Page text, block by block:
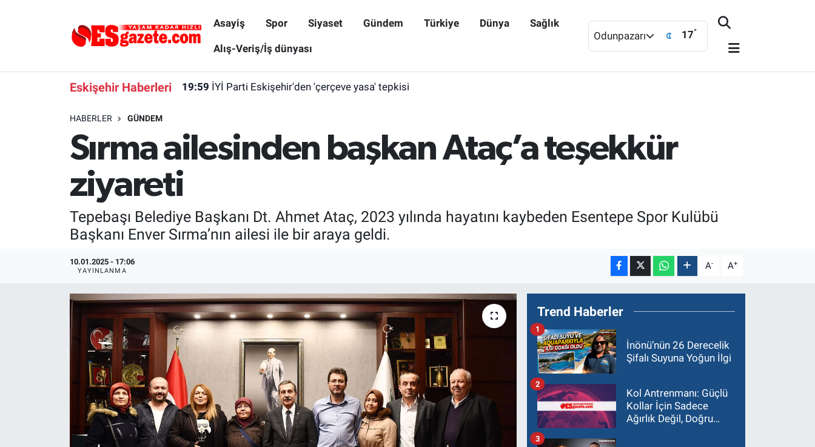
Asayiş Spor Siyaset Gündem Türkiye Dünya Sağlık
Alış-Veriş/İş dünyası
Odunpazarı 17°
Eskişehir Haberleri 19:59 İYİ Parti Eskişehir'den 'çerçeve yasa' tepkisi
HABERLER GÜNDEM
Sırma ailesinden başkan Ataç’a teşekkür
ziyareti
Tepebaşı Belediye Başkanı Dt. Ahmet Ataç, 2023 yılında hayatını kaybeden Esentepe Spor Kulübü
Başkanı Enver Sırma’nın ailesi ile bir araya geldi.
10.01.2025 - 17:06
YAYINLANMA A- A+
Trend Haberler
İnönü’nün 26 Derecelik
Şifalı Suyuna Yoğun İlgi
1
Kol Antrenmanı: Güçlü
Kollar İçin Sadece
Ağırlık Değil, Doğru
2
3
Gündem
Alış-Veriş/İş dünyası
Eskişehirspor Arşivi
Eskişehir Arşivi
Ekonomi
Kültür Sanat
Politika
Eskişehir Nöbetçi Eczaneler
Süper Lig Puan Durumu ve Fikstür
Tüm Manşetler
Son Dakika Haberleri
Haber Arşivi